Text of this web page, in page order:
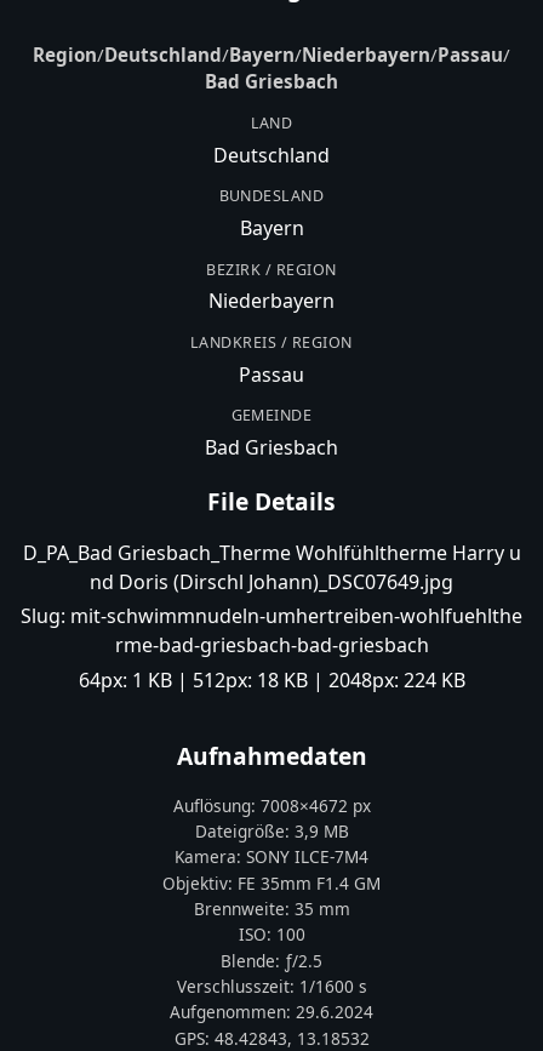
Region/Deutschland/Bayern/Niederbayern/Passau/
Bad Griesbach
LAND
Deutschland
BUNDESLAND
Bayern
BEZIRK / REGION
Niederbayern
LANDKREIS / REGION
Passau
GEMEINDE
Bad Griesbach
File Details
D_PA_Bad Griesbach_Therme Wohlfühltherme Harry u
nd Doris (Dirschl Johann)_DSC07649.jpg
Slug: mit-schwimmnudeln-umhertreiben-wohlfuehlthe
rme-bad-griesbach-bad-griesbach
64px: 1 KB| 512px: 18 KB| 2048px: 224 KB
Aufnahmedaten
Auflösung: 7008×4672 px
Dateigröße: 3,9 MB
Kamera: SONY ILCE-7M4
Objektiv: FE 35mm F1.4 GM
Brennweite: 35 mm
ISO: 100
Blende: ƒ/2.5
Verschlusszeit: 1/1600 s
Aufgenommen: 29.6.2024
GPS: 48.42843, 13.18532